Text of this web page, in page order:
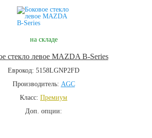
на складе
стекло левое MAZDA B-Series
Еврокод: 5158LGNP2FD
Производитель: AGC
Класс: Премиум
Доп. опции: